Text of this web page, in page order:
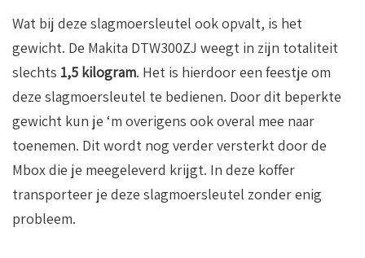
Wat bij deze slagmoersleutel ook opvalt, is het
gewicht. De Makita DTW300ZJ weegt in zijn totaliteit
slechts 1,5 kilogram. Het is hierdoor een feestje om
deze slagmoersleutel te bedienen. Door dit beperkte
gewicht kun je ‘m overigens ook overal mee naar
toenemen. Dit wordt nog verder versterkt door de
Mbox die je meegeleverd krijgt. In deze koffer
transporteer je deze slagmoersleutel zonder enig
probleem.